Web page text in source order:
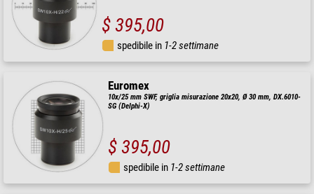
$ 395,00
spedibile in 1-2 settimane
Euromex
10x/25 mm SWF, griglia misurazione 20x20, Ø 30 mm, DX.6010-
SG (Delphi-X)
$ 395,00
spedibile in 1-2 settimane